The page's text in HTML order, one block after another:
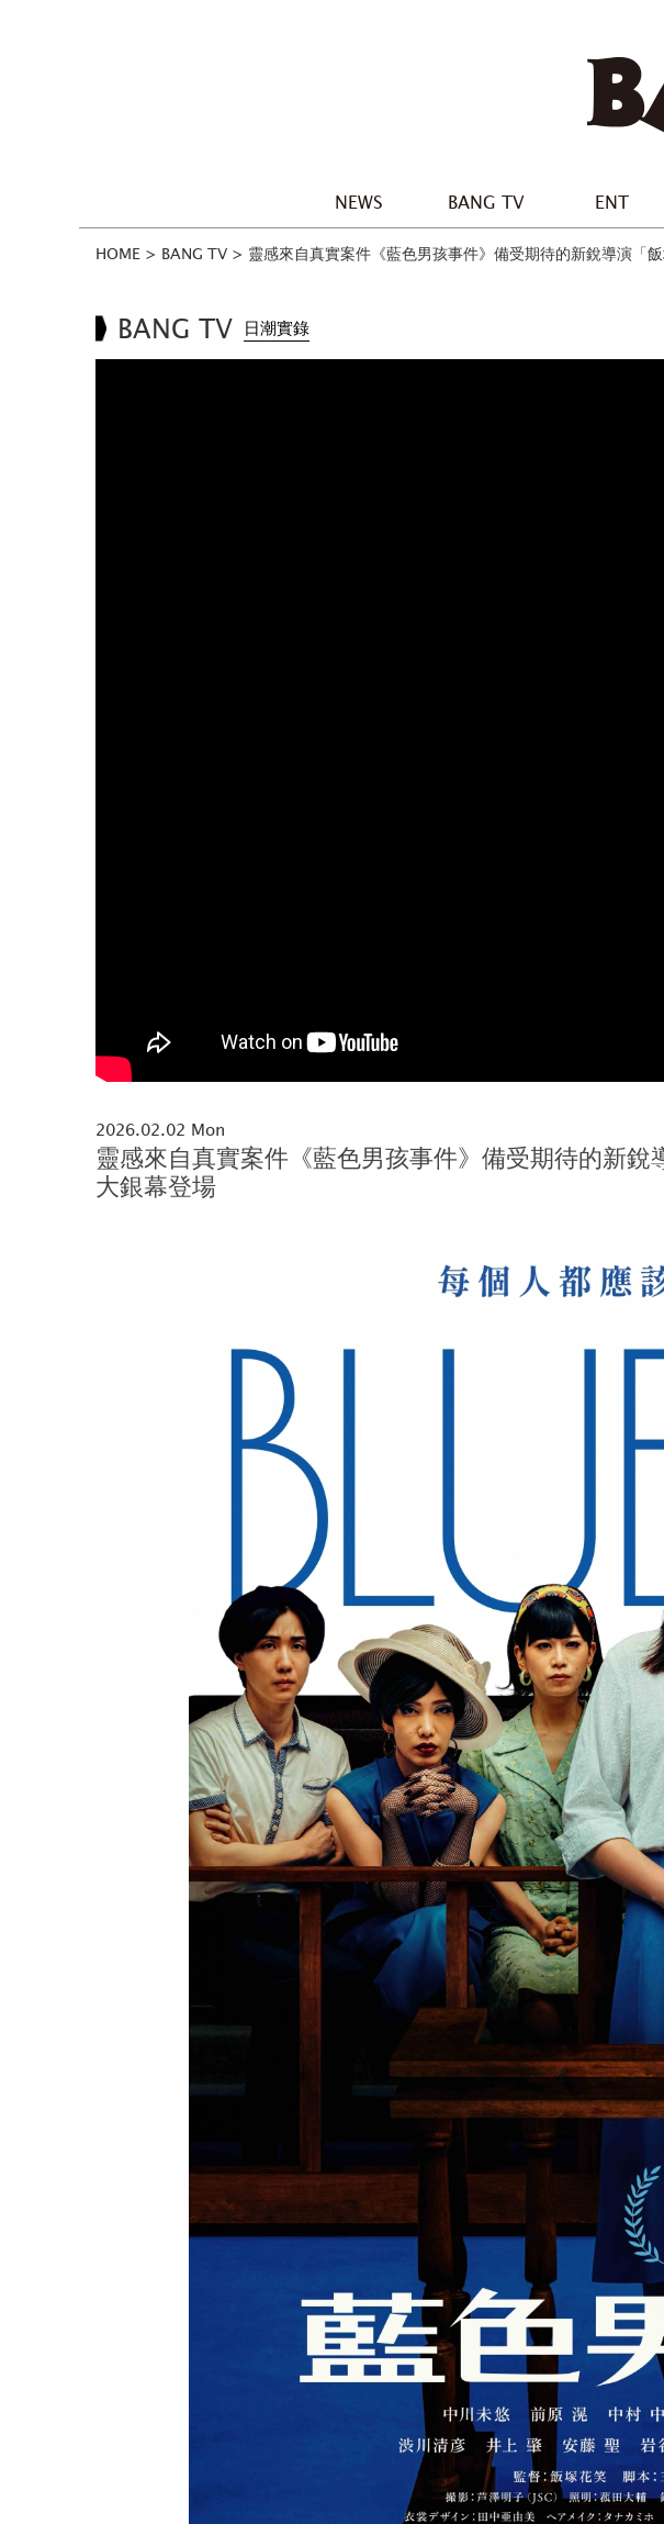
NEWS BANG TV ENT
HOME > BANG TV > 靈感來自真實案件《藍色男孩事件》備受期待的新銳導演
BANG TV 日潮實錄
2026.02.02 Mon
靈感來自真實案件《藍色男孩事件》備受期待的新
大銀幕登場